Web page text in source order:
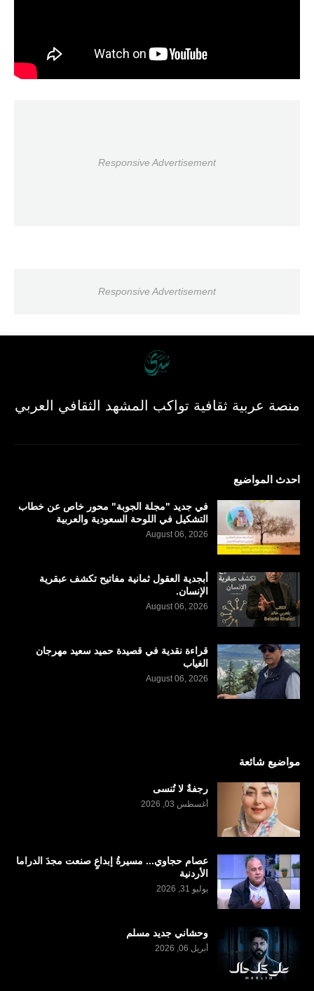
Responsive Advertisement
Responsive Advertisement
منصة عربية ثقافية تواكب المشهد الثقافي العربي
احدث المواضيع
في جديد "مجلة الجوبة" محور خاص عن خطاب
التشكيل في اللوحة السعودية والعربية
August 06, 2026
أبجدية العقول ثمانية مفاتيح تكشف عبقرية
الإنسان.
August 06, 2026
قراءة نقدية في قصيدة حميد سعيد مهرجان
الغياب
August 06, 2026
مواضيع شائعة
رجفةٌ لا تُنسى
أغسطس 03, 2026
عصام حجاوي... مسيرةُ إبداعٍ صنعت مجدَ الدراما
الأردنية
يوليو 31, 2026
وحشاني جديد مسلم
أبريل 06, 2026